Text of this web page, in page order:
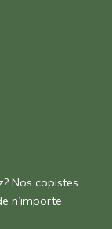
Nos copistes
n’importe